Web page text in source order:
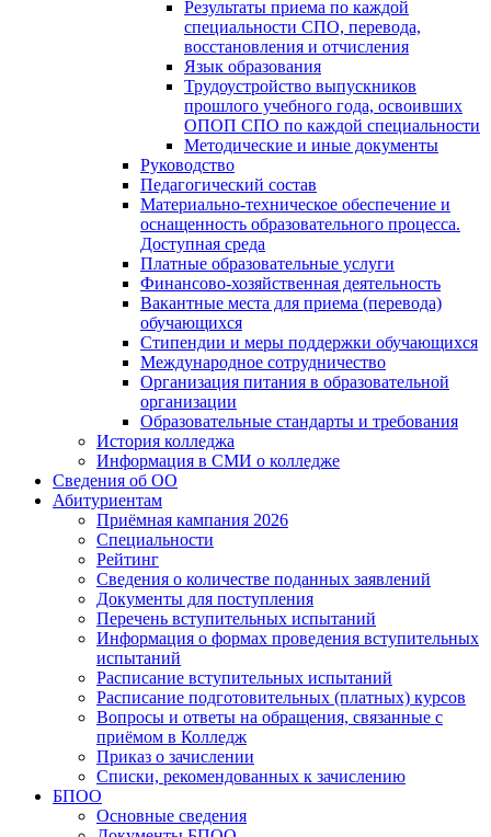
Результаты приема по каждой
специальности СПО, перевода,
восстановления и отчисления
Язык образования
Трудоустройство выпускников
прошлого учебного года, освоивших
ОПОП СПО по каждой специальности
Методические и иные документы
Руководство
Педагогический состав
Материально-техническое обеспечение и
оснащенность образовательного процесса.
Доступная среда
Платные образовательные услуги
Финансово-хозяйственная деятельность
Вакантные места для приема (перевода)
обучающихся
Стипендии и меры поддержки обучающихся
Международное сотрудничество
Организация питания в образовательной
организации
Образовательные стандарты и требования
История колледжа
Информация в СМИ о колледже
Сведения об ОО
Абитуриентам
Приёмная кампания 2026
Специальности
Рейтинг
Сведения о количестве поданных заявлений
Документы для поступления
Перечень вступительных испытаний
Информация о формах проведения вступительных
испытаний
Расписание вступительных испытаний
Расписание подготовительных (платных) курсов
Вопросы и ответы на обращения, связанные с
приёмом в Колледж
Приказ о зачислении
Списки, рекомендованных к зачислению
БПОО
Основные сведения